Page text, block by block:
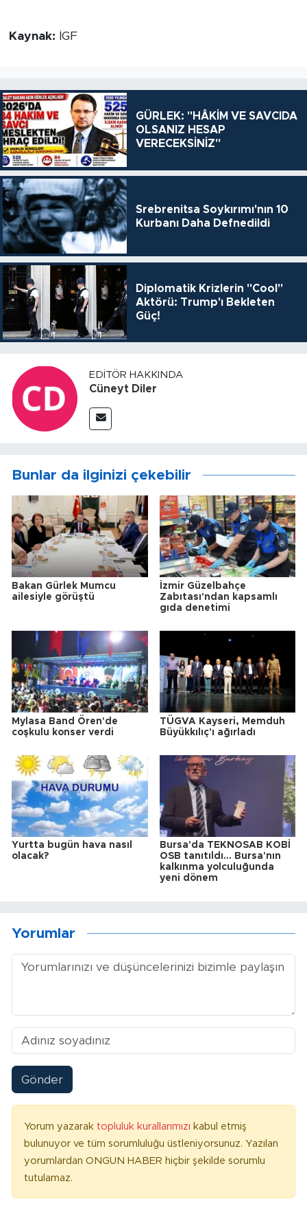
Kaynak: İGF
GÜRLEK: "HÂKİM VE SAVCIDA
OLSANIZ HESAP
VERECEKSİNİZ"
Srebrenitsa Soykırımı'nın 10
Kurbanı Daha Defnedildi
Diplomatik Krizlerin "Cool"
Aktörü: Trump'ı Bekleten
Güç!
EDITÖR HAKKINDA
Cüneyt Diler
Bunlar da ilginizi çekebilir
Bakan Gürlek Mumcu
ailesiyle görüştü
İzmir Güzelbahçe
Zabıtası'ndan kapsamlı
gıda denetimi
Mylasa Band Ören'de
coşkulu konser verdi
TÜGVA Kayseri, Memduh
Büyükkılıç'ı ağırladı
Yurtta bugün hava nasıl
olacak?
Bursa'da TEKNOSAB KOBİ
OSB tanıtıldı... Bursa'nın
kalkınma yolculuğunda
yeni dönem
Yorumlar
Gönder
Yorum yazarak topluluk kurallarımızı kabul etmiş
bulunuyor ve tüm sorumluluğu üstleniyorsunuz. Yazılan
yorumlardan ONGUN HABER hiçbir şekilde sorumlu
tutulamaz.